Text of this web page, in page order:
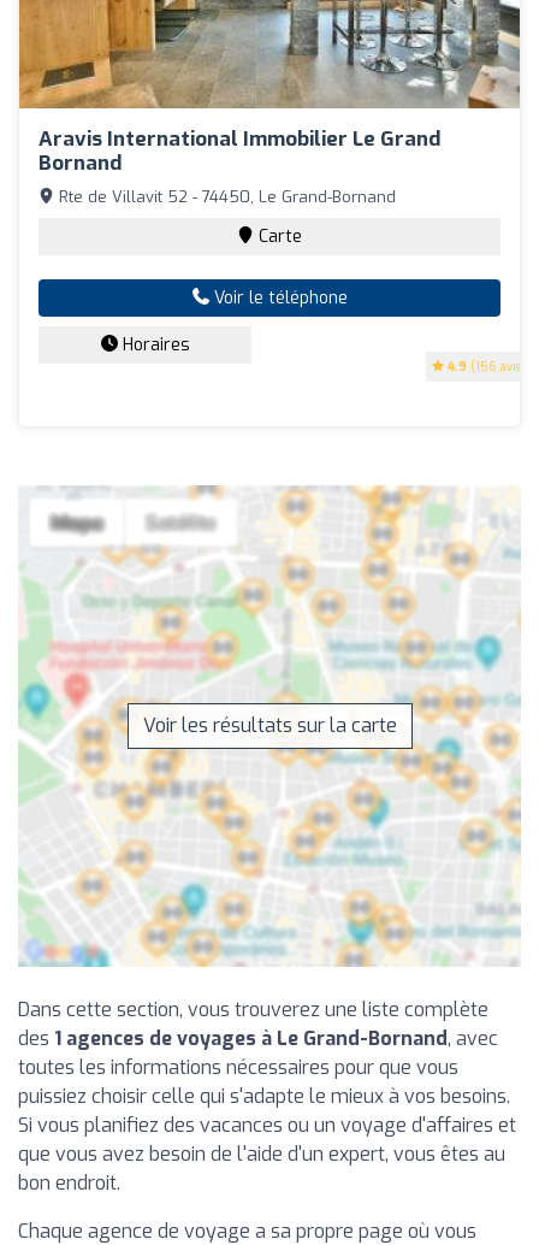
Aravis International Immobilier Le Grand
Bornand
4.9 (156 avis)
Rte de Villavit 52 - 74450, Le Grand-Bornand
Carte
Voir le téléphone
Horaires
Voir les résultats sur la carte
Dans cette section, vous trouverez une liste complète
des 1 agences de voyages à Le Grand-Bornand, avec
toutes les informations nécessaires pour que vous
puissiez choisir celle qui s'adapte le mieux à vos besoins.
Si vous planifiez des vacances ou un voyage d'affaires et
que vous avez besoin de l'aide d'un expert, vous êtes au
bon endroit.
Chaque agence de voyage a sa propre page où vous